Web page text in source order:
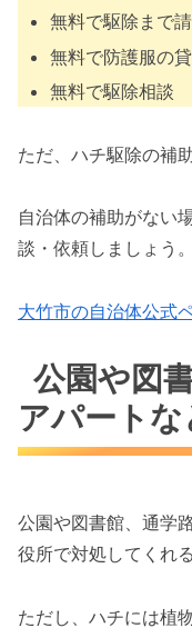
無料で駆除まで
無料で防護服の
無料で駆除相談
ただ、ハチ駆除の補
自治体の補助がない
談・依頼しましょう。
大竹市の自治体公式
公園や図
アパート
公園や図書館、通学
役所で対処してくれ
ただし、ハチには植